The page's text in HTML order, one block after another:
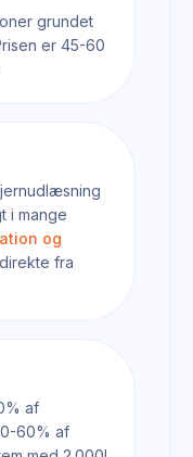
grundet
er 45-60
i mange
og
fra
af
60% af